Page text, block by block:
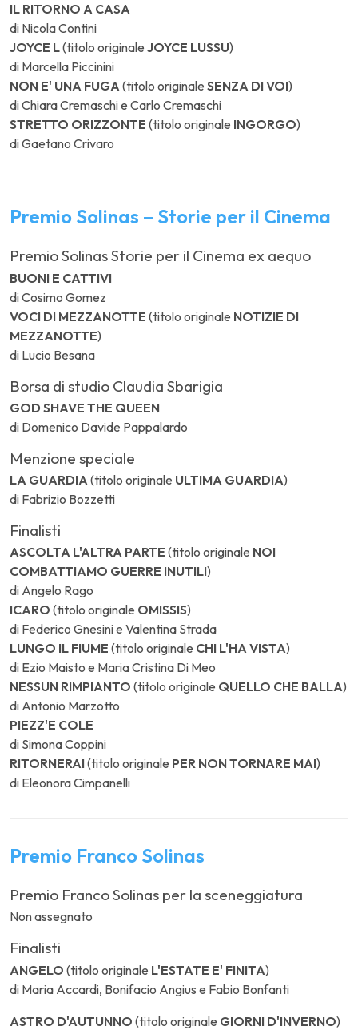
IL RITORNO A CASA
di Nicola Contini
JOYCE L(titolo originale JOYCE LUSSU)
di Marcella Piccinini
NON E' UNA FUGA(titolo originale SENZA DI VOI)
di Chiara Cremaschi e Carlo Cremaschi
STRETTO ORIZZONTE (titolo originale INGORGO)
di Gaetano Crivaro
Premio Solinas – Storie per il Cinema
Premio Solinas Storie per il Cinema ex aequo
BUONI E CATTIVI
di Cosimo Gomez
VOCI DI MEZZANOTTE (titolo originale NOTIZIE DI
MEZZANOTTE)
di Lucio Besana
Borsa di studio Claudia Sbarigia
GOD SHAVE THE QUEEN
di Domenico Davide Pappalardo
Menzione speciale
LA GUARDIA (titolo originale ULTIMA GUARDIA)
di Fabrizio Bozzetti
Finalisti
ASCOLTA L'ALTRA PARTE (titolo originale NOI
COMBATTIAMO GUERRE INUTILI)
di Angelo Rago
ICARO (titolo originale OMISSIS)
di Federico Gnesini e Valentina Strada
LUNGO IL FIUME (titolo originale CHI L'HA VISTA)
di Ezio Maisto e Maria Cristina Di Meo
NESSUN RIMPIANTO (titolo originale QUELLO CHE BALLA)
di Antonio Marzotto
PIEZZ'E COLE
di Simona Coppini
RITORNERAI(titolo originale PER NON TORNARE MAI)
di Eleonora Cimpanelli
Premio Franco Solinas
Premio Franco Solinas per la sceneggiatura
Non assegnato
Finalisti
ANGELO (titolo originale L'ESTATE E' FINITA)
di Maria Accardi, Bonifacio Angius e Fabio Bonfanti
ASTRO D'AUTUNNO (titolo originale GIORNI D'INVERNO)